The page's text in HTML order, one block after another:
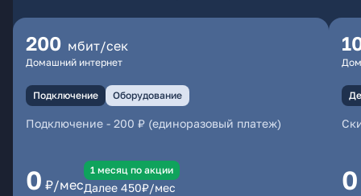
200 мбит/сек
Домашний интернет
Подключение Оборудование
Подключение - 200 ₽ (единоразовый платеж)
0 ₽/мес
1 месяц по акции
Далее 450₽/мес 0